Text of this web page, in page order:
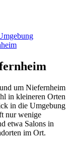
um Niefernheim
in kleineren Orten
in die Umgebung
nur wenige
etwa Salons in
im Ort.